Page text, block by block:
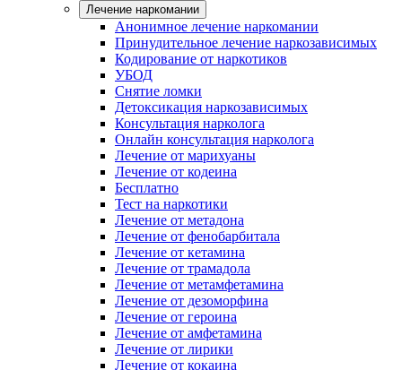
Лечение наркомании
Анонимное лечение наркомании
Принудительное лечение наркозависимых
Кодирование от наркотиков
УБОД
Снятие ломки
Детоксикация наркозависимых
Консультация нарколога
Онлайн консультация нарколога
Лечение от марихуаны
Лечение от кодеина
Бесплатно
Тест на наркотики
Лечение от метадона
Лечение от фенобарбитала
Лечение от кетамина
Лечение от трамадола
Лечение от метамфетамина
Лечение от дезоморфина
Лечение от героина
Лечение от амфетамина
Лечение от лирики
Лечение от кокаина